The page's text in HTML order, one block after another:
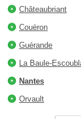
Châteaubriant
Couëron
Guérande
La Baule-
Nantes
Orvault